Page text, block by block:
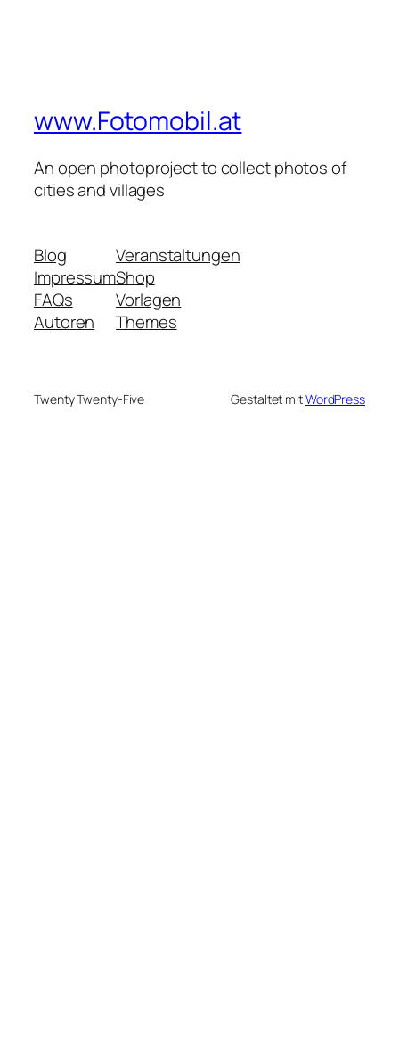
www.Fotomobil.at
An open photoproject to collect photos of
cities and villages
Blog
Impressum
FAQs
Autoren
Veranstaltungen
Shop
Vorlagen
Themes
Twenty Twenty-Five Gestaltet mitWordPress